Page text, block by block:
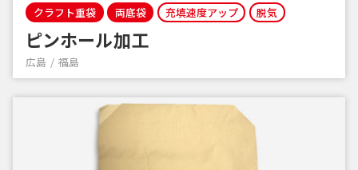
クラフト重袋 両底袋 充填速度アップ 脱気
ピンホール加工
広島 福島